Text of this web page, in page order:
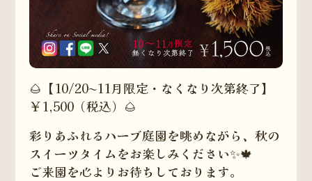
🌰【10/20〜11月限定・なくなり次第終了】
￥1,500（税込）🌰
彩りあふれるハーブ庭園を眺めながら、秋の
スイーツタイムをお楽しみください✨🍁
ご来園を心よりお待ちしております。